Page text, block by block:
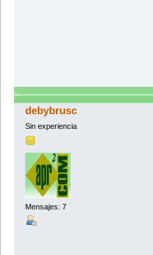
debybrusc
Sin experiencia
Mensajes: 7